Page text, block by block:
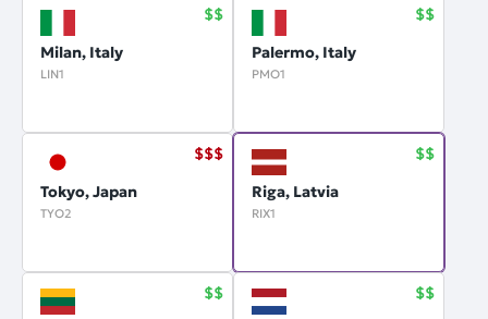
Milan, Italy
LIN1
Palermo, Italy
PMO1
Tokyo, Japan
TYO2
Riga, Latvia
RIX1